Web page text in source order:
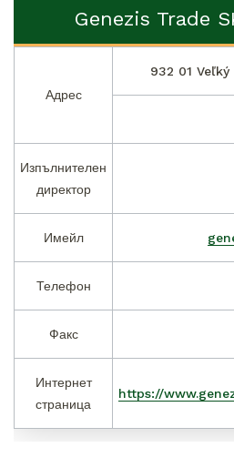
Genezis Trade
Адрес
932 01 Veľký
Изпълнителен
директор
Имейл
Телефон
Факс
Интернет
страница
https://